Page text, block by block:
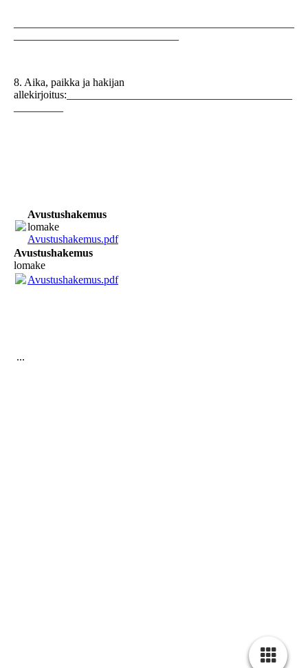
8. Aika, paikka ja hakijan
allekirjoitus:_________________________________________
Avustushakemus
lomake
Avustushakemus.pdf(39.86KB)
Avustushakemus
lomake
Avustushakemus.pdf(39.86KB)
...